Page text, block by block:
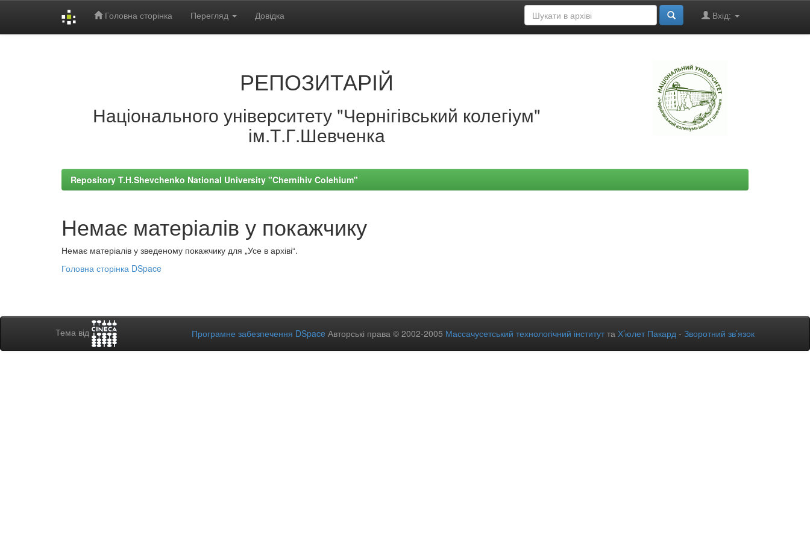
Головна сторінка Перегляд Довідка Вхід:
РЕПОЗИТАРІЙ
Національного університету "Чернігівський колегіум"
ім.Т.Г.Шевченка
Repository T.H.Shevchenko National University "Chernihiv Colehium"
Немає матеріалів у покажчику
Немає матеріалів у зведеному покажчику для „Усе в архіві“.
Головна сторінка DSpace
Тема від Програмне забезпечення DSpace Авторські права © 2002-2005 Массачусетський технологічний інститутта Х’юлет Пакард - Зворотний зв’язок